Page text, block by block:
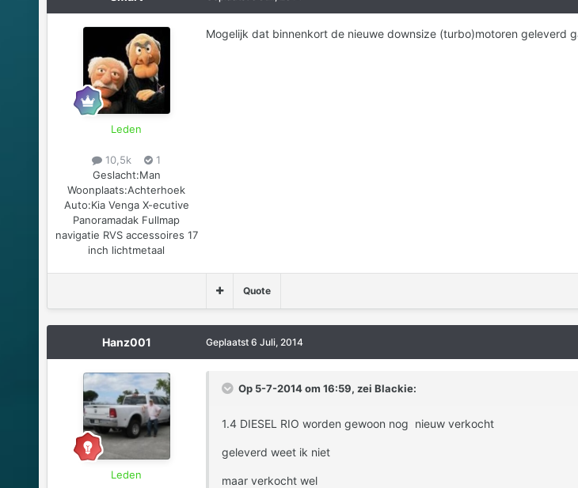
Leden
10,5k
1
Geslacht:Man
Woonplaats:Achterhoek
Auto:Kia Venga X-ecutive
Panoramadak Fullmap
navigatie RVS accessoires 17
inch lichtmetaal
Mogelijk dat binnenkort de nieuwe downsize (turbo)motoren geleverd
Quote
Hanz001
Leden
Geplaatst 6 Juli, 2014
Op 5-7-2014 om 16:59, zei Blackie:
1.4 DIESEL RIO worden gewoon nog nieuw verkocht
geleverd weet ik niet
maar verkocht wel